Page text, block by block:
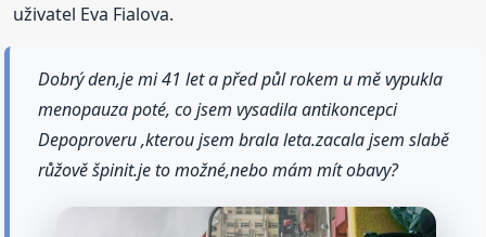
uživatel Eva Fialova.
Dobrý den,je mi 41 let a před půl rokem u mě vypukla
menopauza poté, co jsem vysadila antikoncepci
Depoproveru ,kterou jsem brala leta.zacala jsem slabě
růžově špinit.je to možné,nebo mám mít obavy?